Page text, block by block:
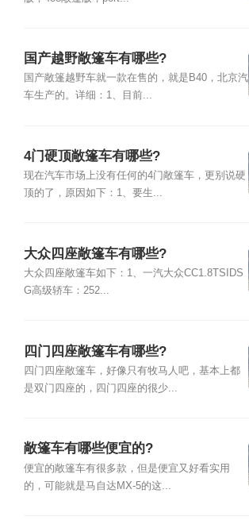
国产越野敞篷车有哪些?
国产敞篷越野车就一款在售的，就是B40，北京汽
车生产的。详细：1、目前...
4门硬顶敞篷车有哪些?
现在汽车市场上没有任何的4门敞篷车，更别说硬
顶的了，原因如下：1、要生...
大众四座敞篷车有哪些?
大众四座敞篷车如下：1、一汽大众CC1.8TSIDS
G高级轿车：252...
四门四座敞篷车有哪些?
四门四座敞篷车，好像只有牧马人吧，基本上都
是双门四座的，四门四座的很少...
敞篷车有哪些便宜的?
便宜的敞篷车有很多款，但是便宜又好看实用
的，可能就是马自达MX-5的这...